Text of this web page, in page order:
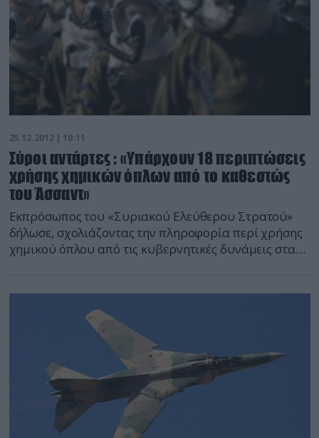
25.12.2012 | 10:11
Σύροι αντάρτες : «Υπάρχουν 18 περιπτώσεις
χρήσης χημικών όπλων από το καθεστώς
του Άσσαντ»
Εκπρόσωπος του «Συριακού Ελεύθερου Στρατού»
δήλωσε, σχολιάζοντας την πληροφορία περί χρήσης
χημικού όπλου από τις κυβερνητικές δυνάμεις στα
πρώτο. Οι εξεγερθέντες βομβαρδίζουν τη διεθνή
κοινή γνώμη με ανακοινώσεις για τη χρήση
δηλητηριωδών ουσιών, προσπαθώντας να ωθήσουν
τη διεθνή κοινότητα […]